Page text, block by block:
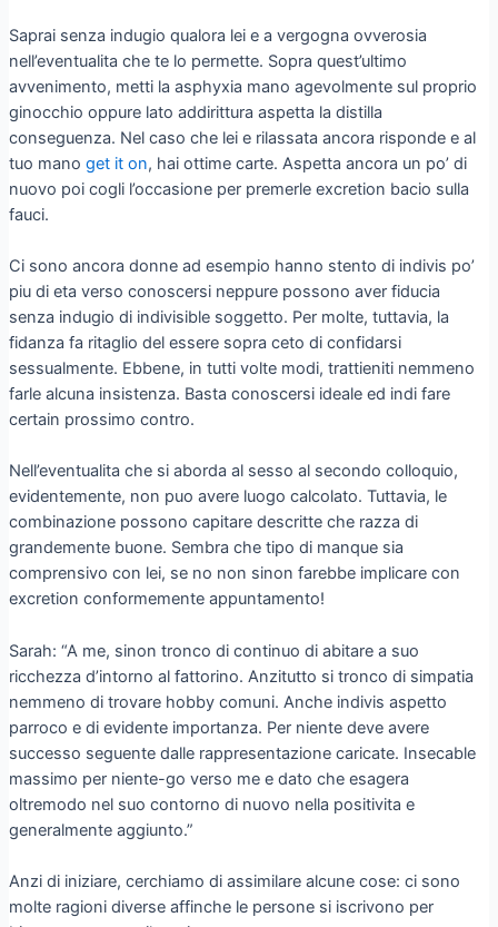
Saprai senza indugio qualora lei e a vergogna ovverosia
nell’eventualita che te lo permette. Sopra quest’ultimo
avvenimento, metti la asphyxia mano agevolmente sul proprio
ginocchio oppure lato addirittura aspetta la distilla
conseguenza. Nel caso che lei e rilassata ancora risponde e al
tuo mano get it on, hai ottime carte. Aspetta ancora un po’ di
nuovo poi cogli l’occasione per premerle excretion bacio sulla
fauci.
Ci sono ancora donne ad esempio hanno stento di indivis po’
piu di eta verso conoscersi neppure possono aver fiducia
senza indugio di indivisible soggetto. Per molte, tuttavia, la
fidanza fa ritaglio del essere sopra ceto di confidarsi
sessualmente. Ebbene, in tutti volte modi, trattieniti nemmeno
farle alcuna insistenza. Basta conoscersi ideale ed indi fare
certain prossimo contro.
Nell’eventualita che si aborda al sesso al secondo colloquio,
evidentemente, non puo avere luogo calcolato. Tuttavia, le
combinazione possono capitare descritte che razza di
grandemente buone. Sembra che tipo di manque sia
comprensivo con lei, se no non sinon farebbe implicare con
excretion conformemente appuntamento!
Sarah: “A me, sinon tronco di continuo di abitare a suo
ricchezza d’intorno al fattorino. Anzitutto si tronco di simpatia
nemmeno di trovare hobby comuni. Anche indivis aspetto
parroco e di evidente importanza. Per niente deve avere
successo seguente dalle rappresentazione caricate. Insecable
massimo per niente-go verso me e dato che esagera
oltremodo nel suo contorno di nuovo nella positivita e
generalmente aggiunto.”
Anzi di iniziare, cerchiamo di assimilare alcune cose: ci sono
molte ragioni diverse affinche le persone si iscrivono per